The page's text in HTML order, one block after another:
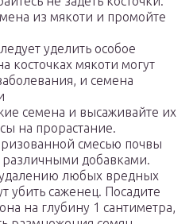
из мякоти и промойте
уделить особое
косточках мякоти могут
и семена
семена и высаживайте их
на прорастание.
смесью почвы
добавками.
удалению любых вредных
убить саженец. Посадите
на глубину 1 сантиметра,